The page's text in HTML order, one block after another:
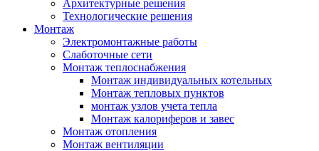
Архитектурные решения
Технологические решения
Монтаж
Электромонтажные работы
Слаботочные сети
Монтаж теплоснабжения
Монтаж индивидуальных котельных
Монтаж тепловых пунктов
монтаж узлов учета тепла
Монтаж калориферов и завес
Монтаж отопления
Монтаж вентиляции